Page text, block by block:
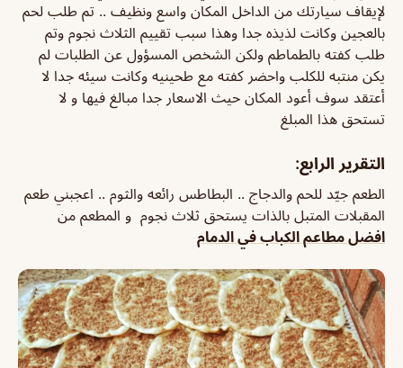
لإيقاف سيارتك من الداخل المكان واسع ونظيف .. تم طلب لحم
بالعجين وكانت لذيذه جدا وهذا سبب تقييم الثلاث نجوم وتم
طلب كفته بالطماطم ولكن الشخص المسؤول عن الطلبات لم
يكن منتبه للكلب واحضر كفته مع طحينيه وكانت سيئه جدا لا
أعتقد سوف أعود المكان حيث الاسعار جدا مبالغ فيها و لا
تستحق هذا المبلغ
التقرير الرابع:
الطعم جيّد للحم والدجاج .. البطاطس رائعه والثوم .. اعجبني طعم
المقبلات المتبل بالذات يستحق ثلاث نجوم و المطعم من
افضل مطاعم الكباب في الدمام